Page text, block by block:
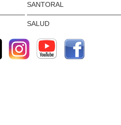
SANTORAL
SALUD